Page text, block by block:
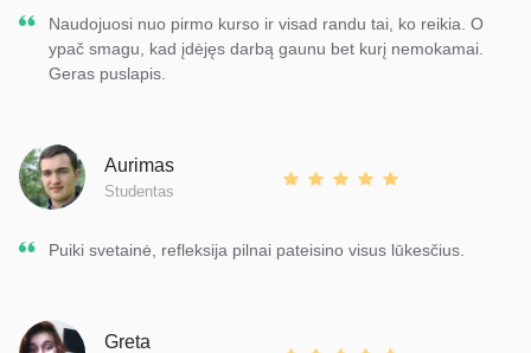
Naudojuosi nuo pirmo kurso ir visad randu tai, ko reikia. O
ypač smagu, kad įdėjęs darbą gaunu bet kurį nemokamai.
Geras puslapis.
Aurimas
Studentas
Puiki svetainė, refleksija pilnai pateisino visus lūkesčius.
Greta